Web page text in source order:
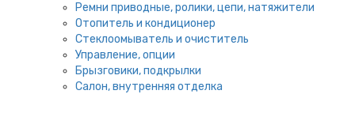
Ремни приводные, ролики, цепи, натяжители
Отопитель и кондиционер
Стеклоомыватель и очиститель
Управление, опции
Брызговики, подкрылки
Салон, внутренняя отделка